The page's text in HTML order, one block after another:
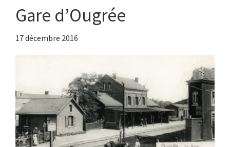
Gare d’Ougrée
17 décembre 2016